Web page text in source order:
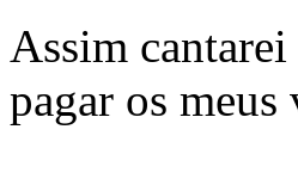
Assim
pagar os